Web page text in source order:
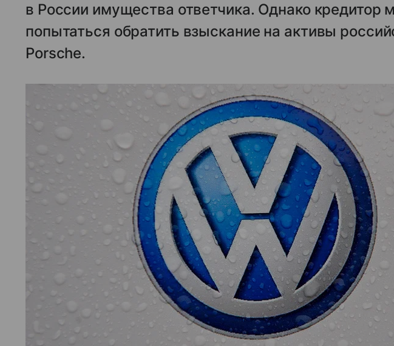
в России имущества ответчика. Однако кредитор
попытаться обратить взыскание на активы
Porsche.